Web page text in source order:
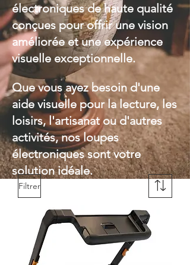
électroniques de haute qualité
conçues pour offrir une vision
améliorée et une expérience
visuelle exceptionnelle.
Que vous ayez besoin d'une
aide visuelle pour la lecture, les
loisirs, l'artisanat ou d'autres
activités, nos loupes
électroniques sont votre
solution idéale.
Filtrer